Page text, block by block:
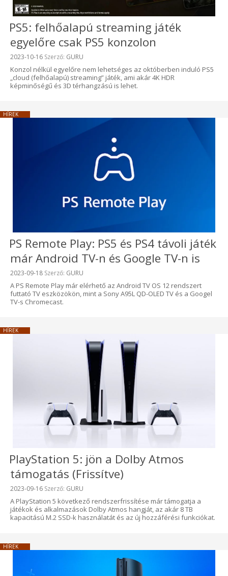
PS5: felhőalapú streaming játék
egyelőre csak PS5 konzolon
Beküldve:
2023-10-16 Szerző: GURU
Konzol nélkül egyelőre nem lehetséges az októberben induló PS5
„cloud (felhőalapú) streaming” játék, ami akár 4K HDR
képminőségű és 3D térhangzású is lehet.
HÍREK
PS Remote Play: PS5 és PS4 távoli játék
már Android TV-n és Google TV-n is
Beküldve:
2023-09-18 Szerző: GURU
A PS Remote Play már elérhető az Android TV OS 12 rendszert
futtató TV eszközökön, mint a Sony A95L QD-OLED TV és a Googel
TV-s Chromecast.
HÍREK
PlayStation 5: jön a Dolby Atmos
támogatás (Frissítve)
Beküldve:
2023-09-16 Szerző: GURU
A PlayStation 5 következő rendszerfrissítése már támogatja a
játékok és alkalmazások Dolby Atmos hangját, az akár 8 TB
kapacitású M.2 SSD-k használatát és az új hozzáférési funkciókat.
HÍREK